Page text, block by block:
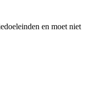
en moet niet